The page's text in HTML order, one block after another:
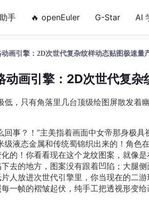
手 🔥 openEuler G-Star AI
画引擎：2D次世代复杂纹样动态贴图极速量
动画引擎：2D次世代复杂
，只有角落里几台顶级绘图屏散发着
回事？！”主美指着画面中女帝那身极
级液态金属和传统蜀锦织出来的！角色
的！你看看现在这个龙纹图案，就像
去的地方，图案没有跟着凹陷；大腿
人放进次世代引擎里，你当现在的二
一帧的褶皱起伏，纯手工把透视形变给